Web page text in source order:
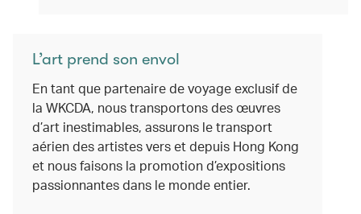
L’art prend son envol
En tant que partenaire de voyage exclusif de
la WKCDA, nous transportons des œuvres
d’art inestimables, assurons le transport
aérien des artistes vers et depuis Hong Kong
et nous faisons la promotion d’expositions
passionnantes dans le monde entier.